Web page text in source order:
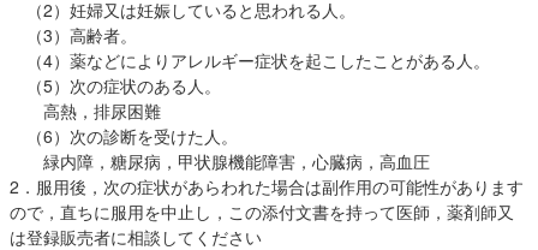
（2）妊婦又は妊娠していると思われる人。
（3）高齢者。
（4）薬などによりアレルギー症状を起こしたことがある人。
（5）次の症状のある人。
高熱，排尿困難
（6）次の診断を受けた人。
緑内障，糖尿病，甲状腺機能障害，心臓病，高血圧
2．服用後，次の症状があらわれた場合は副作用の可能性があります
ので，直ちに服用を中止し，この添付文書を持って医師，薬剤師又
は登録販売者に相談してください